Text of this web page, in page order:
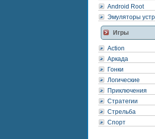
Android Root
Эмуляторы
Игры
Action
Аркада
Гонки
Логические
Приключения
Стратегии
Стрельба
Спорт